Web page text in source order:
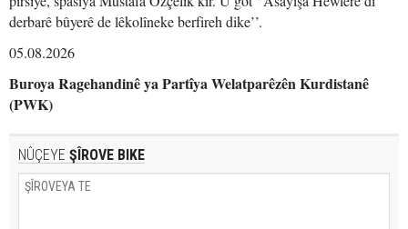
derbarê bûyerê de lêkolîneke berfireh dike’’.
05.08.2026
Buroya Ragehandinê ya Partîya Welatparêzên Kurdistanê
(PWK)
NÛÇEYE ŞÎROVE BIKE